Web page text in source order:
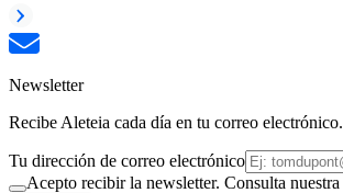
Newsletter
Recibe Aleteia cada día en tu correo electrónico.
Tu dirección de correo electrónico
Acepto recibir la newsletter. Consulta nuestra